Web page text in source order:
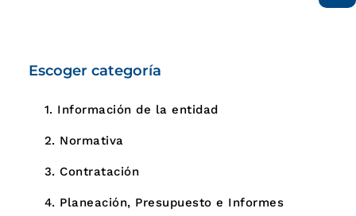
Escoger categoría
1. Información de la entidad
2. Normativa
3. Contratación
4. Planeación, Presupuesto e Informes